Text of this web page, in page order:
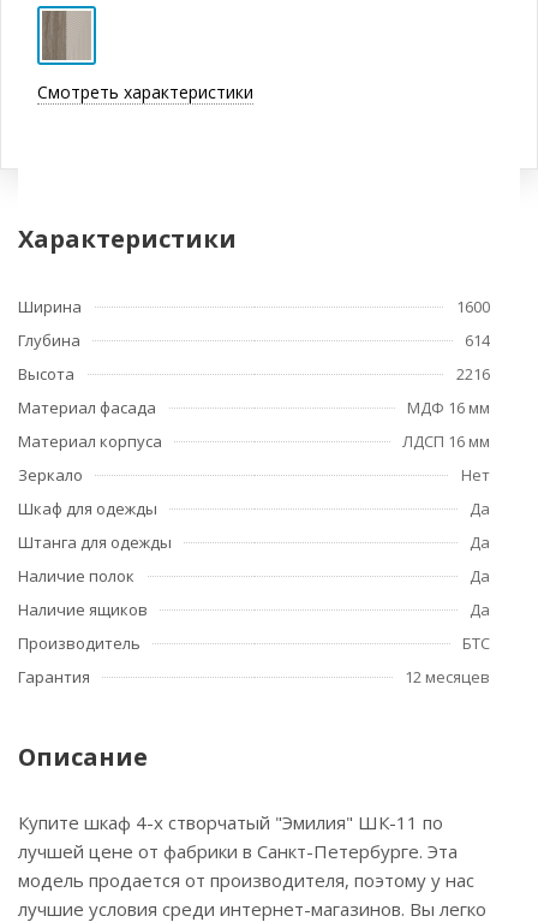
Смотреть характеристики
Характеристики
Ширина
1600
Глубина
614
Высота
2216
Материал фасада
МДФ 16 мм
Материал корпуса
ЛДСП 16 мм
Зеркало
Нет
Шкаф для одежды
Да
Штанга для одежды
Да
Наличие полок
Да
Наличие ящиков
Да
Производитель
БТС
Гарантия
12 месяцев
Описание
Купите шкаф 4-х створчатый "Эмилия" ШК-11 по
лучшей цене от фабрики в Санкт-Петербурге. Эта
модель продается от производителя, поэтому у нас
лучшие условия среди интернет-магазинов. Вы легко